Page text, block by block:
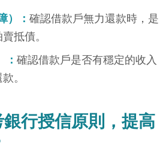
）： 確認借款戶無力還款時，是
抵債。
： 確認借款戶是否有穩定的收入
。
行授信原則，提高